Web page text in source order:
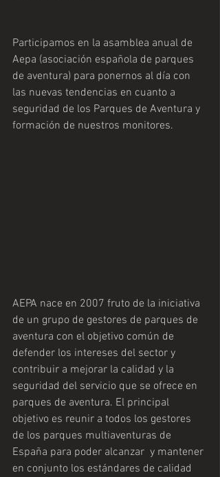
Participamos en la asamblea anual de
Aepa (asociación española de parques
de aventura) para ponernos al día con
las nuevas tendencias en cuanto a
seguridad de los Parques de Aventura y
formación de nuestros monitores.
AEPA nace en 2007 fruto de la iniciativa
de un grupo de gestores de parques de
aventura con el objetivo común de
defender los intereses del sector y
contribuir a mejorar la calidad y la
seguridad del servicio que se ofrece en
parques de aventura. El principal
objetivo es reunir a todos los gestores
de los parques multiaventuras de
España para poder alcanzar  y mantener
en conjunto los estándares de calidad